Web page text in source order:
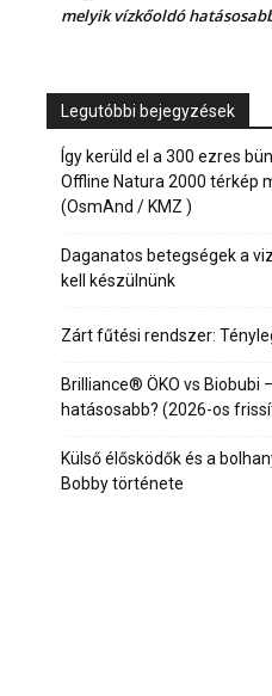
melyik vízkőoldó
Legutóbbi bejegyzések
Így kerüld el a 300 ezres
Offline Natura 2000 térkép
(OsmAnd / KMZ )
Daganatos betegségek a
kell készülnünk
Zárt fűtési rendszer:
Brilliance® ÖKO vs Biobubi
hatásosabb? (2026-os
Külső élősködők és a
Bobby története